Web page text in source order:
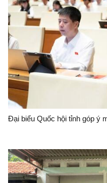
Đại biểu Quốc hội tỉnh góp ý